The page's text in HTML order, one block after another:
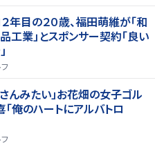
年目の２０歳、福田萌維が「和
工業」とスポンサー契約「良い
さんみたい」お花畑の女子ゴル
「俺のハートにアルバトロ